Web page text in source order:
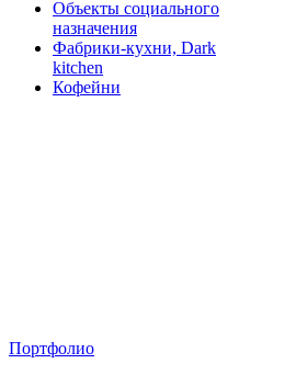
Объекты социального
назначения
Фабрики-кухни, Dark
kitchen
Кофейни
Портфолио